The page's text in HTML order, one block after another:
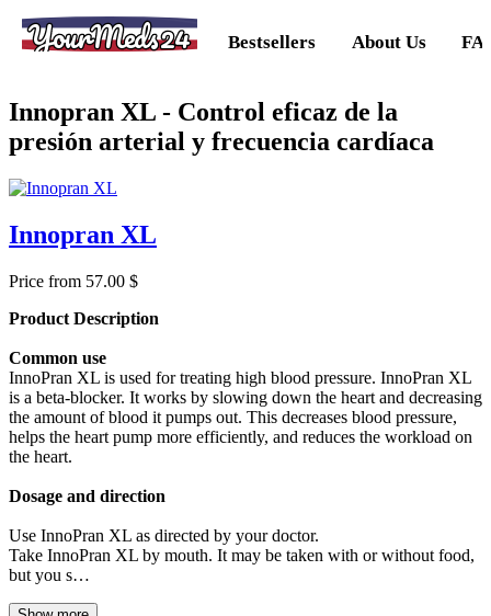
YourMeds24 Bestsellers About Us
Innopran XL - Control eficaz de la
presión arterial y frecuencia cardíaca
Innopran XL
Price from 57.00 $
Product Description
Common use
InnoPran XL is used for treating high blood pressure. InnoPran XL
is a beta-blocker. It works by slowing down the heart and decreasing
the amount of blood it pumps out. This decreases blood pressure,
helps the heart pump more efficiently, and reduces the workload on
the heart.
Dosage and direction
Use InnoPran XL as directed by your doctor.
Take InnoPran XL by mouth. It may be taken with or without food,
but you s…